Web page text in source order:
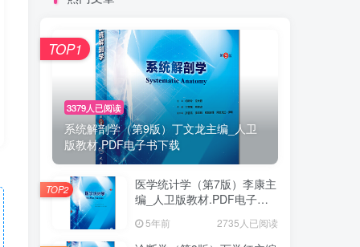
3379人已阅读
系统解剖学（第9版）丁文龙主编_人卫
版教材.PDF电子书下载
TOP1
医学统计学（第7版）李康主
编_人卫版教材.PDF电子书
5年前 2735人已阅读
TOP2